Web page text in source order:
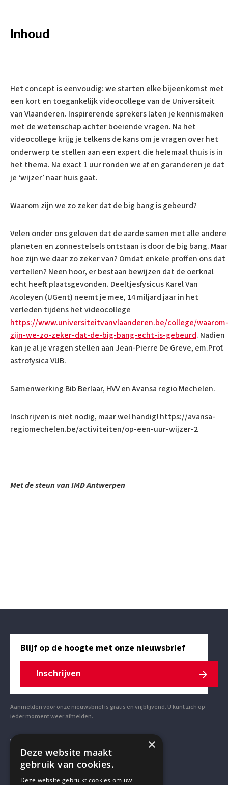
Inhoud
Het concept is eenvoudig: we starten elke bijeenkomst met
een kort en toegankelijk videocollege van de Universiteit
van Vlaanderen. Inspirerende sprekers laten je kennismaken
met de wetenschap achter boeiende vragen. Na het
videocollege krijg je telkens de kans om je vragen over het
onderwerp te stellen aan een expert die helemaal thuis is in
het thema. Na exact 1 uur ronden we af en garanderen je dat
je ‘wijzer’ naar huis gaat.
Waarom zijn we zo zeker dat de big bang is gebeurd?
Velen onder ons geloven dat de aarde samen met alle andere
planeten en zonnestelsels ontstaan is door de big bang. Maar
hoe zijn we daar zo zeker van? Omdat enkele proffen ons dat
vertellen? Neen hoor, er bestaan bewijzen dat de oerknal
echt heeft plaatsgevonden. Deeltjesfysicus Karel Van
Acoleyen (UGent) neemt je mee, 14 miljard jaar in het
verleden tijdens het videocollege
https://www.universiteitvanvlaanderen.be/college/waarom-
zijn-we-zo-zeker-dat-de-big-bang-echt-is-gebeurd. Nadien
kan je al je vragen stellen aan Jean-Pierre De Greve, em.Prof.
astrofysica VUB.
Samenwerking Bib Berlaar, HVV en Avansa regio Mechelen.
Inschrijven is niet nodig, maar wel handig! https://avansa-
regiomechelen.be/activiteiten/op-een-uur-wijzer-2
Met de steun van IMD Antwerpen
Blijf op de hoogte met onze nieuwsbrief
Inschrijven
Aanmelden voor onze nieuwsbrief is gratis en vrijblijvend. U kunt zich op
ieder moment weer afmelden.
VOLG ONS OP SOCIAL MEDIA ×
Deze website maakt
gebruik van cookies.
Deze website gebruikt cookies om uw